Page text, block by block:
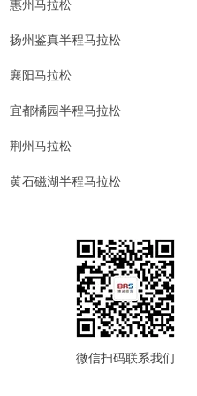
微信扫码联系我们
惠州马拉松
扬州鉴真半程马拉松
襄阳马拉松
宜都橘园半程马拉松
荆州马拉松
黄石磁湖半程马拉松